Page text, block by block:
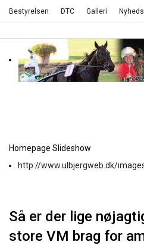
Bestyrelsen DTC Galleri
Homepage Slideshow
http://www.ulbjergweb.dk/
Så er der lige
store VM brag for